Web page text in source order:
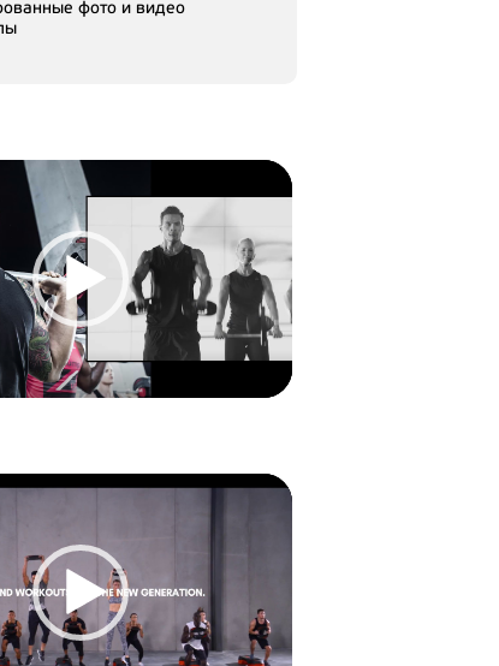
фото и видео